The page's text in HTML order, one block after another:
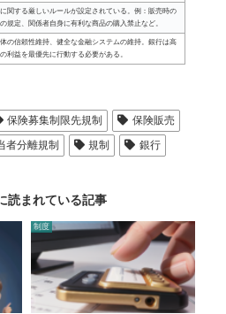
関する厳しいルールが設定されている。例：販売時の
規定、関係者自身に有利な商品の購入禁止など。
の信頼性維持、健全な金融システムの維持。銀行は高
利益を最優先に行動する必要がある。
保険募集制限先規制
保険販売
者分離規制 規制 銀行
読まれている記事
制度